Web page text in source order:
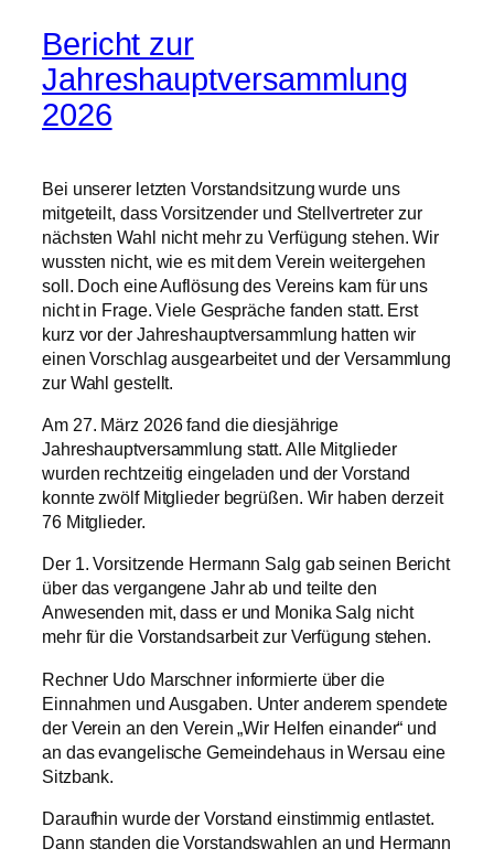
Bericht zur
Jahreshauptversammlung
2026
Bei unserer letzten Vorstandsitzung wurde uns
mitgeteilt, dass Vorsitzender und Stellvertreter zur
nächsten Wahl nicht mehr zu Verfügung stehen. Wir
wussten nicht, wie es mit dem Verein weitergehen
soll. Doch eine Auflösung des Vereins kam für uns
nicht in Frage. Viele Gespräche fanden statt. Erst
kurz vor der Jahreshauptversammlung hatten wir
einen Vorschlag ausgearbeitet und der Versammlung
zur Wahl gestellt.
Am 27. März 2026 fand die diesjährige
Jahreshauptversammlung statt. Alle Mitglieder
wurden rechtzeitig eingeladen und der Vorstand
konnte zwölf Mitglieder begrüßen. Wir haben derzeit
76 Mitglieder.
Der 1. Vorsitzende Hermann Salg gab seinen Bericht
über das vergangene Jahr ab und teilte den
Anwesenden mit, dass er und Monika Salg nicht
mehr für die Vorstandsarbeit zur Verfügung stehen.
Rechner Udo Marschner informierte über die
Einnahmen und Ausgaben. Unter anderem spendete
der Verein an den Verein „Wir Helfen einander“ und
an das evangelische Gemeindehaus in Wersau eine
Sitzbank.
Daraufhin wurde der Vorstand einstimmig entlastet.
Dann standen die Vorstandswahlen an und Hermann